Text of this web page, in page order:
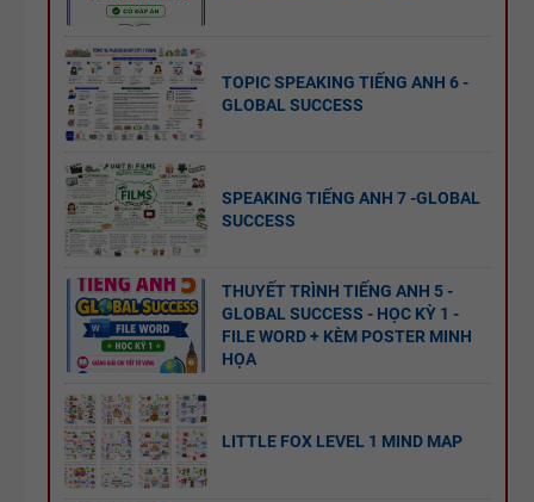
TOPIC SPEAKING TIẾNG ANH 6 -
GLOBAL SUCCESS
SPEAKING TIẾNG ANH 7 -GLOBAL
SUCCESS
THUYẾT TRÌNH TIẾNG ANH 5 -
GLOBAL SUCCESS - HỌC KỲ 1 -
FILE WORD + KÈM POSTER MINH
HỌA
LITTLE FOX LEVEL 1 MIND MAP